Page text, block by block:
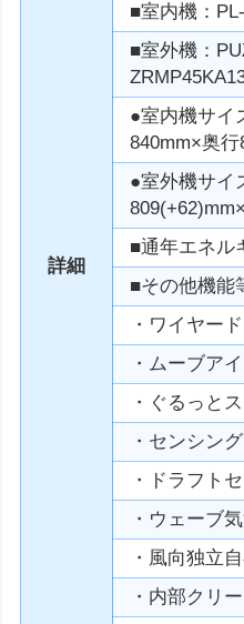
詳細
■室内機：
■室外機：
●室内機サイ
840mm×奥行
●室外機サイ
■通年エネル
■その他機能
・ワイヤード
・ムーブア
・ぐるっと
・センシン
・ドラフト
・ウェーブ
・風向独立
・内部クリ